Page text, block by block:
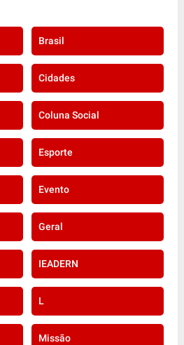
Brasil
Cidades
Coluna Social
Esporte
Evento
Geral
IEADERN
L
Missão